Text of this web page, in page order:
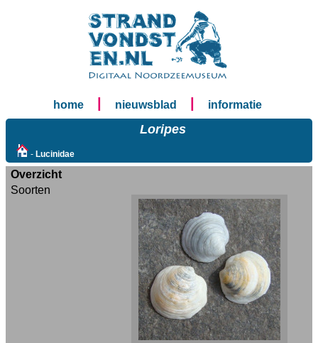
home nieuwsblad informatie
Loripes
- Lucinidae
Overzicht
Soorten